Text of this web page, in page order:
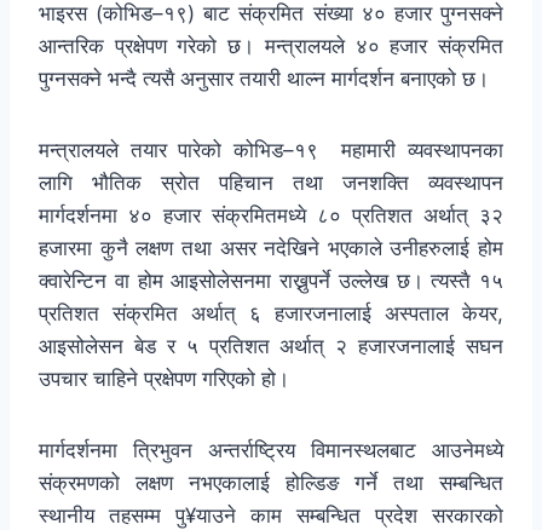
भाइरस (कोभिड–१९) बाट संक्रमित संख्या ४० हजार पुग्नसक्ने
आन्तरिक प्रक्षेपण गरेको छ। मन्त्रालयले ४० हजार संक्रमित
पुग्नसक्ने भन्दै त्यसै अनुसार तयारी थाल्न मार्गदर्शन बनाएको छ।
मन्त्रालयले तयार पारेको कोभिड–१९ महामारी व्यवस्थापनका
लागि भौतिक स्रोत पहिचान तथा जनशक्ति व्यवस्थापन
मार्गदर्शनमा ४० हजार संक्रमितमध्ये ८० प्रतिशत अर्थात् ३२
हजारमा कुनै लक्षण तथा असर नदेखिने भएकाले उनीहरुलाई होम
क्वारेन्टिन वा होम आइसोलेसनमा राख्नुपर्ने उल्लेख छ। त्यस्तै १५
प्रतिशत संक्रमित अर्थात् ६ हजारजनालाई अस्पताल केयर,
आइसोलेसन बेड र ५ प्रतिशत अर्थात् २ हजारजनालाई सघन
उपचार चाहिने प्रक्षेपण गरिएको हो।
मार्गदर्शनमा त्रिभुवन अन्तर्राष्ट्रिय विमानस्थलबाट आउनेमध्ये
संक्रमणको लक्षण नभएकालाई होल्डिङ गर्ने तथा सम्बन्धित
स्थानीय तहसम्म पु¥याउने काम सम्बन्धित प्रदेश सरकारको